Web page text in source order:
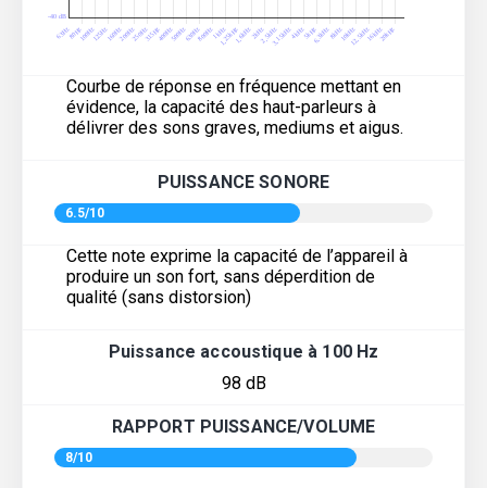
Courbe de réponse en fréquence mettant en
évidence, la capacité des haut-parleurs à
délivrer des sons graves, mediums et aigus.
PUISSANCE SONORE
6.5/10
Cette note exprime la capacité de l’appareil à
produire un son fort, sans déperdition de
qualité (sans distorsion)
Puissance accoustique à 100 Hz
98 dB
RAPPORT PUISSANCE/VOLUME
8/10